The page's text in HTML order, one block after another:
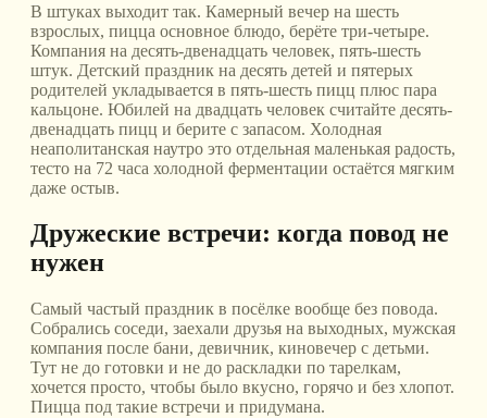
В штуках выходит так. Камерный вечер на шесть
взрослых, пицца основное блюдо, берёте три-четыре.
Компания на десять-двенадцать человек, пять-шесть
штук. Детский праздник на десять детей и пятерых
родителей укладывается в пять-шесть пицц плюс пара
кальцоне. Юбилей на двадцать человек считайте десять-
двенадцать пицц и берите с запасом. Холодная
неаполитанская наутро это отдельная маленькая радость,
тесто на 72 часа холодной ферментации остаётся мягким
даже остыв.
Дружеские встречи: когда повод не
нужен
Самый частый праздник в посёлке вообще без повода.
Собрались соседи, заехали друзья на выходных, мужская
компания после бани, девичник, киновечер с детьми.
Тут не до готовки и не до раскладки по тарелкам,
хочется просто, чтобы было вкусно, горячо и без хлопот.
Пицца под такие встречи и придумана.